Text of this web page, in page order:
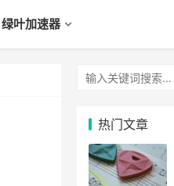
绿叶加速器
热门文章